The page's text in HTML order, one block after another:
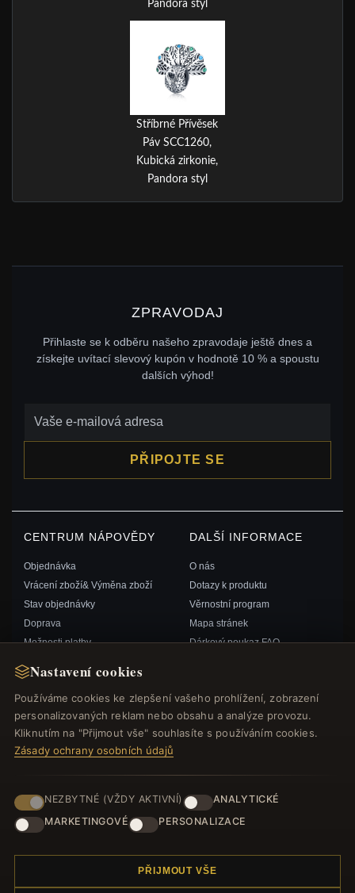
Nastavení cookies
Používáme cookies ke zlepšení vašeho prohlížení, zobrazení
personalizovaných reklam nebo obsahu a analýze provozu.
Kliknutím na "Přijmout vše" souhlasíte s používáním cookies.
Zásady ochrany osobních údajů
NEZBYTNÉ (VŽDY AKTIVNÍ)
ANALYTICKÉ
MARKETINGOVÉ
PERSONALIZACE
PŘIJMOUT VŠE
Pandora styl
Stříbrné Přívěsek
Páv SCC1260,
Kubická zirkonie,
Pandora styl
ZPRAVODAJ
Přihlaste se k odběru našeho zpravodaje ještě dnes a
získejte uvítací slevový kupón v hodnotě 10 % a spoustu
dalších výhod!
PŘIPOJTE SE
CENTRUM NÁPOVĚDY
Objednávka
Vrácení zboží& Výměna zboží
Stav objednávky
Doprava
Možnosti platby
Kontaktujte nás
DALŠÍ INFORMACE
O nás
Dotazy k produktu
Věrnostní program
Mapa stránek
Dárkový poukaz FAQ
RYCHLÉ ODKAZY
Nové produkty
Speciální nabídky
Blog
Recenze
Přihlásit se
SLEDUJTE NÁS